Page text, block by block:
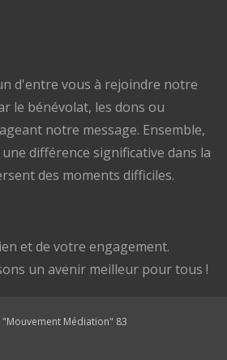
d'entre vous à rejoindre notre
le bénévolat, les dons ou
notre message. Ensemble,
différence significative dans la
des moments difficiles.
et de votre engagement.
un avenir meilleur pour tous !
Médiation" 83